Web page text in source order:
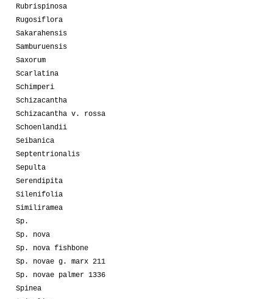
Rubrispinosa
Rugosiflora
Sakarahensis
Samburuensis
Saxorum
Scarlatina
Schimperi
Schizacantha
Schizacantha v. rossa
Schoenlandii
Seibanica
Septentrionalis
Sepulta
Serendipita
Silenifolia
Similiramea
Sp.
Sp. nova
Sp. nova fishbone
Sp. novae g. marx 211
Sp. novae palmer 1336
Spinea